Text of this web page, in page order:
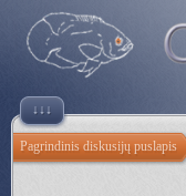
↓↓↓
Pagrindinis diskusijų puslapis